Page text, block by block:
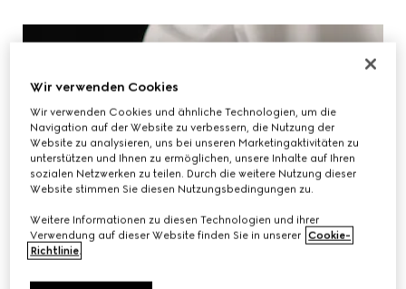
Wir verwenden Cookies
Wir verwenden Cookies und ähnliche Technologien, um die
Navigation auf der Website zu verbessern, die Nutzung der
Website zu analysieren, uns bei unseren Marketingaktivitäten zu
unterstützen und Ihnen zu ermöglichen, unsere Inhalte auf Ihren
sozialen Netzwerken zu teilen. Durch die weitere Nutzung dieser
Website stimmen Sie diesen Nutzungsbedingungen zu.
Weitere Informationen zu diesen Technologien und ihrer
Verwendung auf dieser Website finden Sie in unserer Cookie-
Richtlinie.